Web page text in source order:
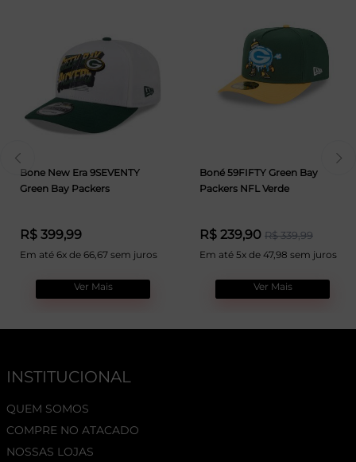
Bone New Era 9SEVENTY
Green Bay Packers
R$ 399,99
Em até 6x de 66,67 sem juros
Ver Mais
Boné 59FIFTY Green Bay
Packers NFL Verde
R$ 239,90 R$ 339,99
Em até 5x de 47,98 sem juros
Ver Mais
INSTITUCIONAL
QUEM SOMOS
COMPRE NO ATACADO
NOSSAS LOJAS